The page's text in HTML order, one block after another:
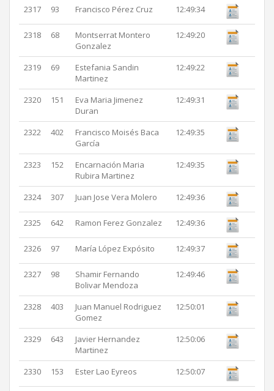
2317 93 Francisco Pérez Cruz 12:49:34
2318 68
Montserrat Montero
Gonzalez
12:49:20
2319 69
Estefania Sandin
Martinez
12:49:22
2320 151
Eva Maria Jimenez
Duran
12:49:31
2322 402
Francisco Moisés Baca
García
12:49:35
2323 152
Encarnación Maria
Rubira Martinez
12:49:35
2324 307 Juan Jose Vera Molero 12:49:36
2325 642 Ramon Ferez Gonzalez 12:49:36
2326 97 María López Expósito 12:49:37
2327 98
Shamir Fernando
Bolivar Mendoza
12:49:46
2328 403
Juan Manuel Rodriguez
Gomez
12:50:01
2329 643
Javier Hernandez
Martinez
12:50:06
2330 153 Ester Lao Eyreos 12:50:07